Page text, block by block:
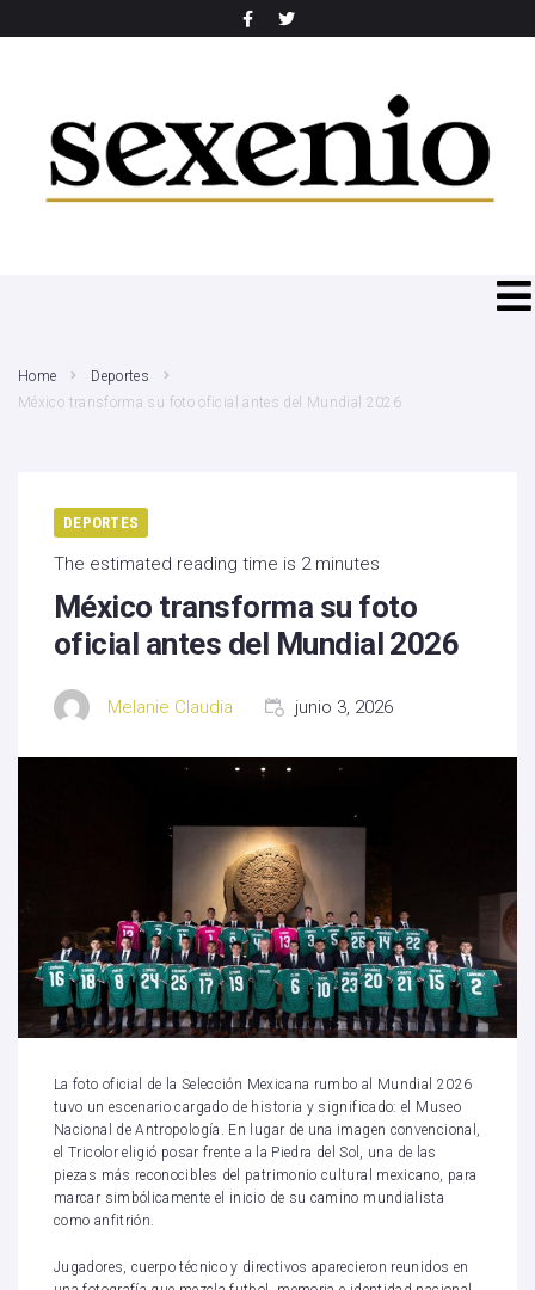
Home
Deportes
México transforma su foto oficial antes del Mundial 2026
DEPORTES
The estimated reading time is 2 minutes
México transforma su foto
oficial antes del Mundial 2026
Melanie Claudia junio 3, 2026
La foto oficial de la Selección Mexicana rumbo al Mundial 2026
tuvo un escenario cargado de historia y significado: el Museo
Nacional de Antropología. En lugar de una imagen convencional,
el Tricolor eligió posar frente a la Piedra del Sol, una de las
piezas más reconocibles del patrimonio cultural mexicano, para
marcar simbólicamente el inicio de su camino mundialista
como anfitrión.
Jugadores, cuerpo técnico y directivos aparecieron reunidos en
SEARCH THIS WEBSITE